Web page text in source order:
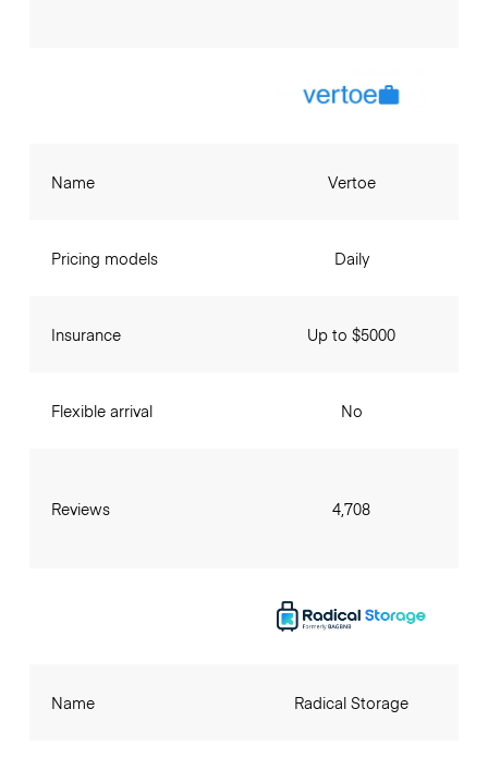
Name
Pricing models
Insurance
Flexible arrival
Reviews
Vertoe
Daily
Up to $5000
No
4,708
Name Radical Storage